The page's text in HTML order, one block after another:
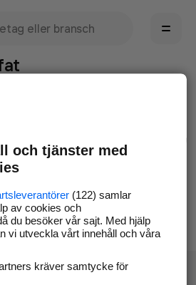
snabbare kan avhjälpa det.
i webbläsaren och försök igen
och tjänster med
(122) samlar
av cookies och
du besöker vår sajt. Med hjälp
vi utveckla vårt innehåll och våra
kräver samtycke för